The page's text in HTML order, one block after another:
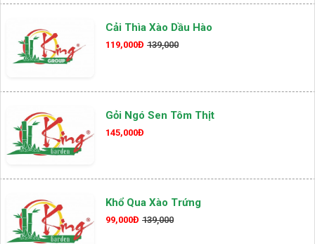
Cải Thìa Xào Dầu Hào
119,000Đ 139,000
Gỏi Ngó Sen Tôm Thịt
145,000Đ
Khổ Qua Xào Trứng
99,000Đ 139,000